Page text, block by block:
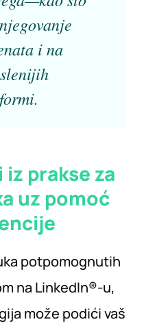
i na
prakse za
uz pomoć
potpomognutih
na LinkedIn®-u,
može podići vaš